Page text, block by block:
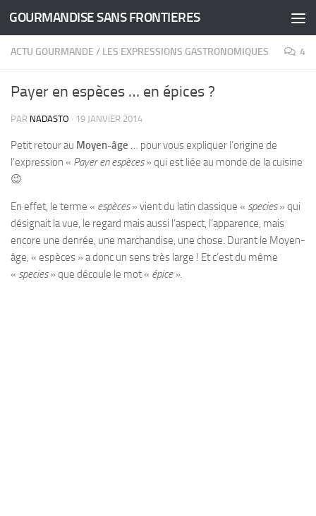
Skip to content
GOURMANDISE SANS FRONTIERES
ACTU GOURMANDE / LES EXPRESSIONS GASTRONOMIQUES 4
Payer en espèces … en épices ?
PAR NADASTO · 19 JANVIER 2014
Petit retour au Moyen-âge … pour vous expliquer l’origine de
l’expression « Payer en espèces» qui est liée au monde de la cuisine
😉
En effet, le terme « espèces» vient du latin classique « species» qui
désignait la vue, le regard mais aussi l’aspect, l’apparence, mais
encore une denrée, une marchandise, une chose. Durant le Moyen-
âge, « espèces » a donc un sens très large ! Et c’est du même
« species» que découle le mot « épice ».